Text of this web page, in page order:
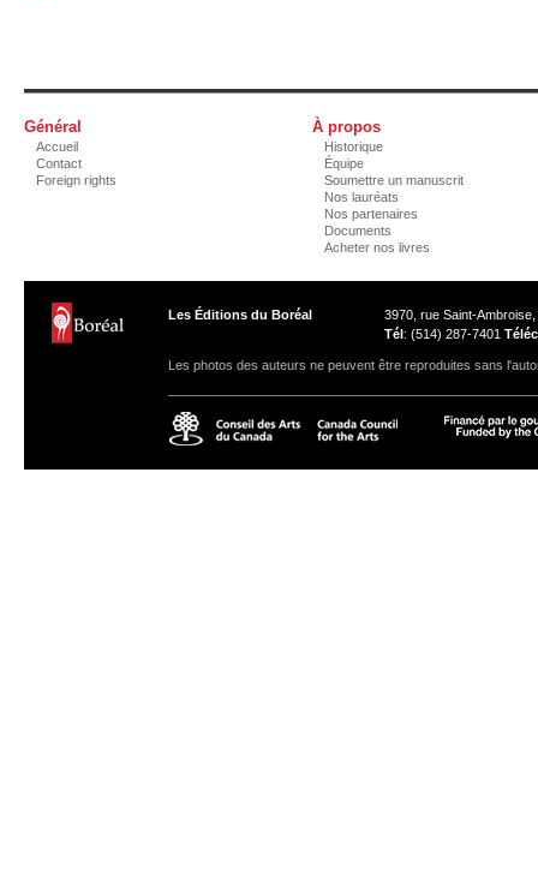
Général
Accueil
Contact
Foreign rights
À propos
Historique
Équipe
Soumettre un manuscrit
Nos lauréats
Nos partenaires
Documents
Acheter nos livres
Les Éditions du Boréal
3970, rue Saint-
Tél: (514) 287-7401 Téléc
Les photos des auteurs ne peuvent être reproduites sans